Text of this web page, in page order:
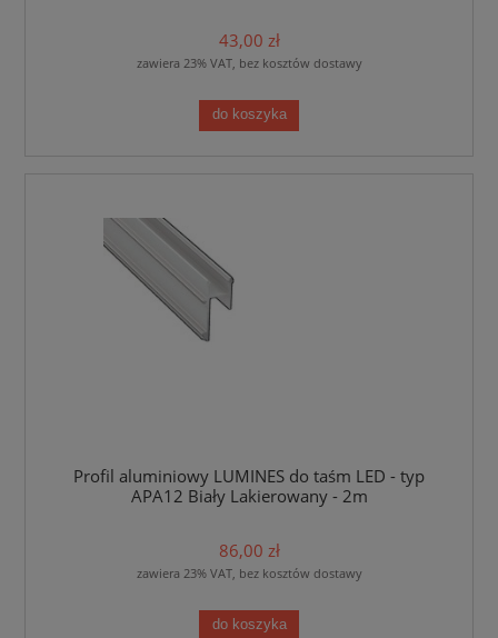
43,00 zł
zawiera 23% VAT, bez kosztów dostawy
do koszyka
Profil aluminiowy LUMINES do taśm LED - typ
APA12 Biały Lakierowany - 2m
86,00 zł
zawiera 23% VAT, bez kosztów dostawy
do koszyka